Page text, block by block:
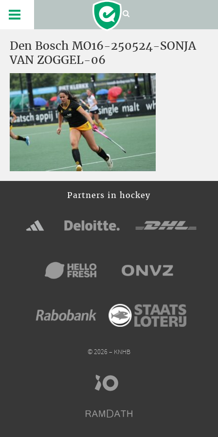
Den Bosch MO16-250524-SONJA
VAN ZOGGEL-06
Partners in hockey
© 2026 – KNHB